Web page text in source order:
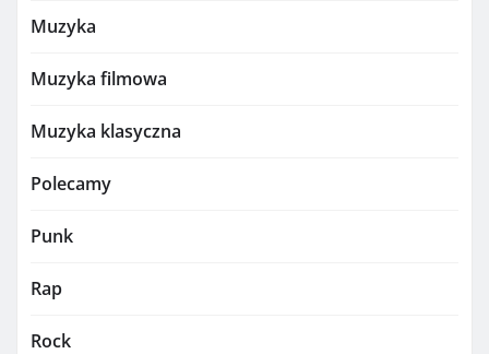
Muzyka
Muzyka filmowa
Muzyka klasyczna
Polecamy
Punk
Rap
Rock